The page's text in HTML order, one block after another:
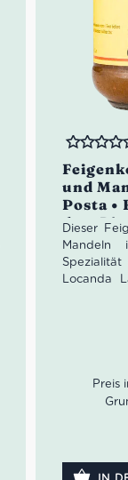
und
Posta •
dem
Italien
Bewertet
Dieser
Mandeln
Spezialität
Locanda
Kunst.
Qualität
haltbar